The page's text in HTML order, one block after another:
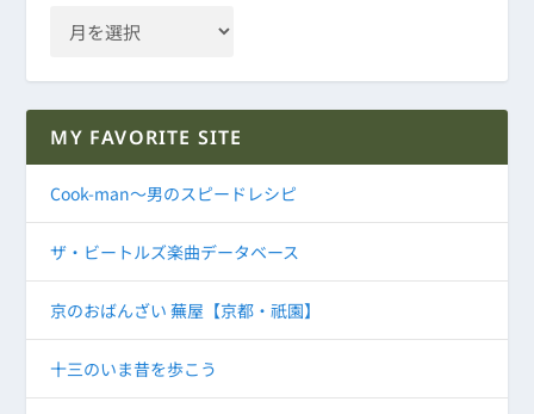
MY FAVORITE SITE
Cook-man～男のスピードレシピ
ザ・ビートルズ楽曲データベース
京のおばんざい 蕪屋【京都・祇園】
十三のいま昔を歩こう